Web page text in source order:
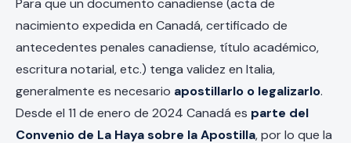
Para que un documento canadiense (acta de
nacimiento expedida en Canadá, certificado de
antecedentes penales canadiense, título académico,
escritura notarial, etc.) tenga validez en Italia,
generalmente es necesario apostillarlo o legalizarlo.
Desde el 11 de enero de 2024 Canadá es parte del
Convenio de La Haya sobre la Apostilla, por lo que la